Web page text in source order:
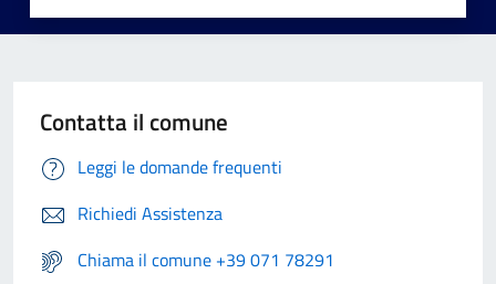
Contatta il comune
Leggi le domande frequenti
Richiedi Assistenza
Chiama il comune +39 071 78291